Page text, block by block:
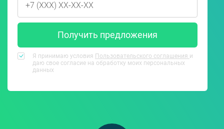
Получить предложения
Я принимаю условия Пользовательского соглашения и
даю свое согласие на обработку моих персональных
данных